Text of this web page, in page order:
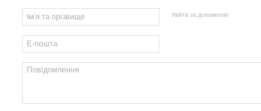
Увійти за допомогою